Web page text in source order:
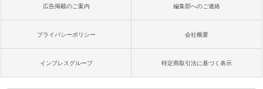
広告掲載のご案内 編集部へのご連絡
プライバシーポリシー 会社概要
インプレスグループ 特定商取引法に基づく表示